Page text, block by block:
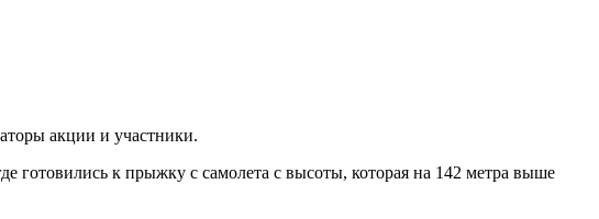
акции и участники.
готовились к прыжку с самолета с высоты, которая на 142 метра выше